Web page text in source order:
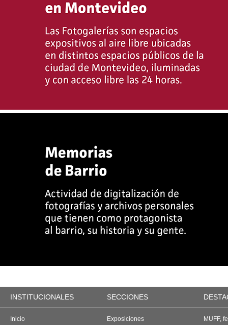
INSTITUCIONALES SECCIONES
Inicio
Exposiciones
MUFF,